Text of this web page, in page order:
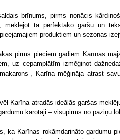
brīnums, pirms nonācis
meklējot tā perfektāko garšu un
produktiem un sezonas
pirms pieciem gadiem Karīnas
uz cepamplātīm izmēģinot
Karīna mēģināja atrast
Karīna atradās ideālās garšas
kārotāji – visupirms no paziņu
ka Karīnas rokāmdarināto gardumu